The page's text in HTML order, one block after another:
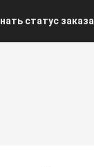
статус заказа